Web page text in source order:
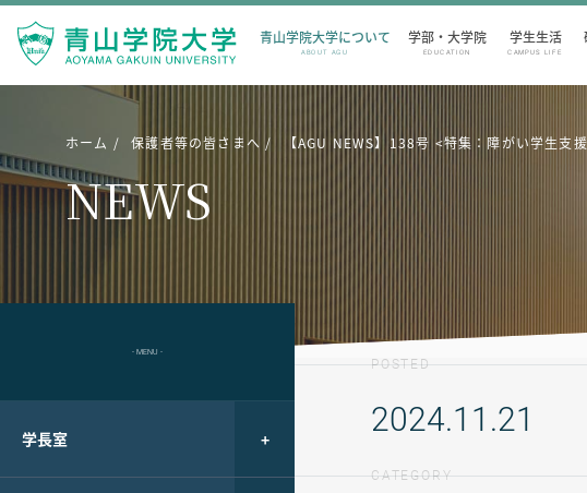
青山学院大学について
ABOUT AGU
学部・大学院
EDUCATION
学生生活
CAMPUS LIFE
ホーム 保護者等の皆さまへ 【AGU NEWS】138号 <特集：障がい学生
NEWS
- MENU -
学長室
POSTED
2024.11.21
CATEGORY